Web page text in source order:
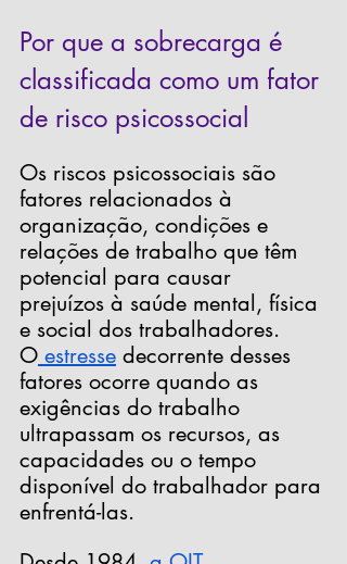
Por que a sobrecarga é
classificada como um fator
de risco psicossocial
Os riscos psicossociais são
fatores relacionados à
organização, condições e
relações de trabalho que têm
potencial para causar
prejuízos à saúde mental, física
e social dos trabalhadores.
O estresse decorrente desses
fatores ocorre quando as
exigências do trabalho
ultrapassam os recursos, as
capacidades ou o tempo
disponível do trabalhador para
enfrentá-las.